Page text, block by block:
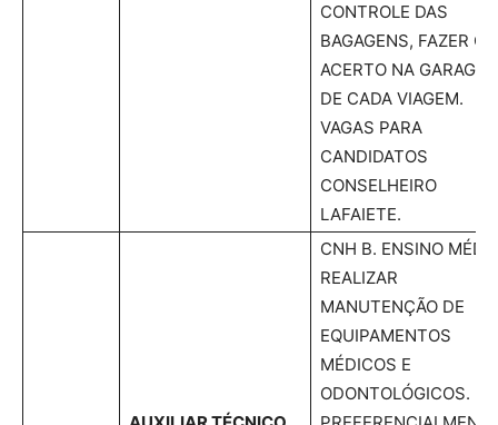
CONTROLE DAS
BAGAGENS, FAZER O
ACERTO NA
DE CADA VIAGEM.
VAGAS PARA
CANDIDATOS
CONSELHEIRO
LAFAIETE.
CNH B. ENSINO
REALIZAR
MANUTENÇÃO DE
EQUIPAMENTOS
MÉDICOS E
ODONTOLÓGICOS.